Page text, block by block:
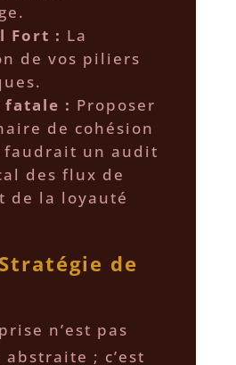
Fort : La
de vos piliers
fatale : Proposer
de cohésion
un audit
des flux de
de la loyauté
de
n’est pas
; c’est